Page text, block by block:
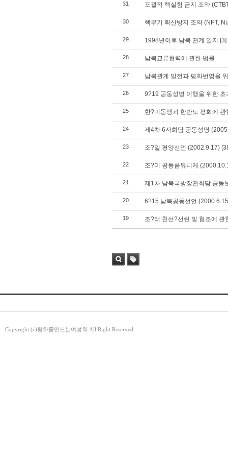
31 포괄적 핵실험 금지 조약
30 핵무기 확산방지 조약 (NPT,
29 1998년이후 남북 관계 일지 [3]
28 남북교류협력에 관한 법률
27 남북관계 발전과 평화번영을
26 9?19 공동성명 이행을 위한
25 한?미동맹과 한반도 평화에
24 제4차 6자회담 공동성명
23 조?일 평양선언 (2002.9.17)
22 조?미 공동콤뮤니케
21 제1차 남북국방장관회담 공동
20 6?15 남북공동선언
19 조?러 친선?선린 및 협조에 관
Copyright (c)평화를만드는여성회 All Right Reserved.